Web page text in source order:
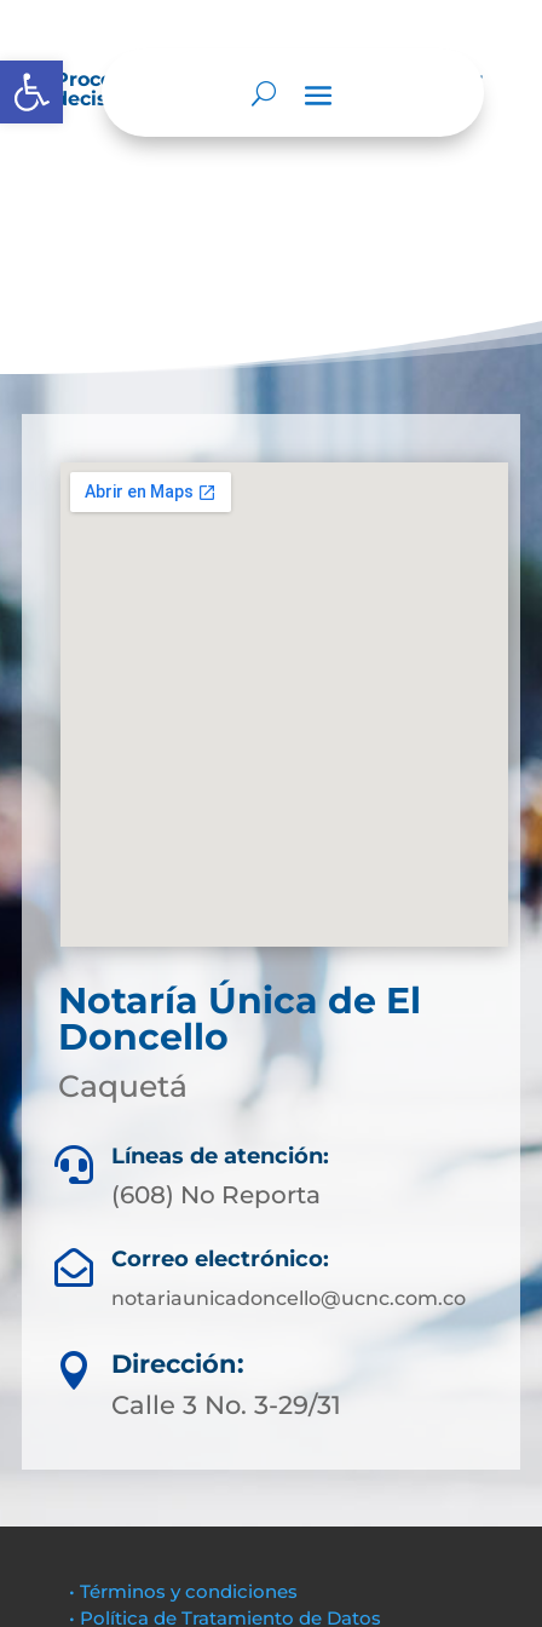
Abrir barra de herramientas
Procedimientos que se siguen para tomar
decisiones en las diferentes áreas
Notaría Única de El
Doncello
Caquetá
 Líneas de atención:
(608) No Reporta
 Correo electrónico:
notariaunicadoncello@ucnc.com.co

Dirección:
Calle 3 No. 3-29/31
• Términos y condiciones
• Política de Tratamiento de Datos